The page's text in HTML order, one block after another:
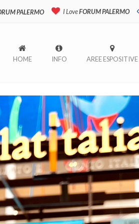
PALERMO I LoveFORUM PALERMO
HOME INFO AREE ESPOSITIVE